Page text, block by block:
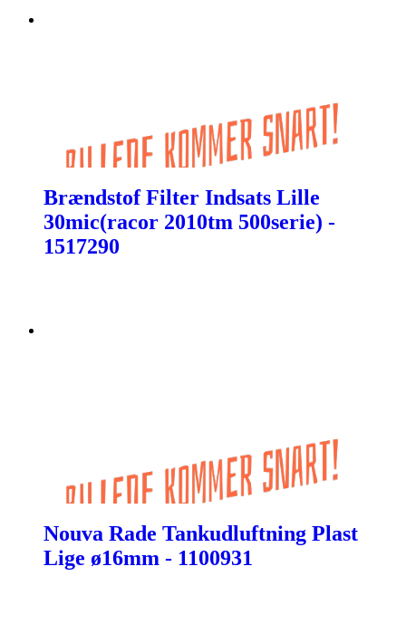
Brændstof Filter Indsats Lille
30mic(racor 2010tm 500serie) -
1517290
Nouva Rade Tankudluftning Plast
Lige ø16mm - 1100931